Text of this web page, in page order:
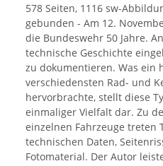
578 Seiten, 1116 sw-
gebunden - Am 12.
die Bundeswehr 50 Jahre.
technische Geschichte
zu dokumentieren. Was ein
verschiedensten Rad- und
hervorbrachte, stellt diese
einmaliger Vielfalt dar. Zu
einzelnen Fahrzeuge treten
technischen Daten,
Fotomaterial. Der Autor